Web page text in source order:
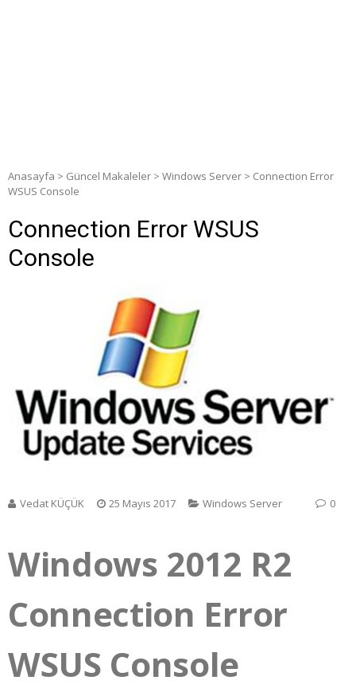
Anasayfa > Güncel Makaleler > Windows Server > Connection Error
WSUS Console
Connection Error WSUS
Console
Vedat KÜÇÜK 25 Mayıs 2017 Windows Server 0
Windows 2012 R2
Connection Error
WSUS Console